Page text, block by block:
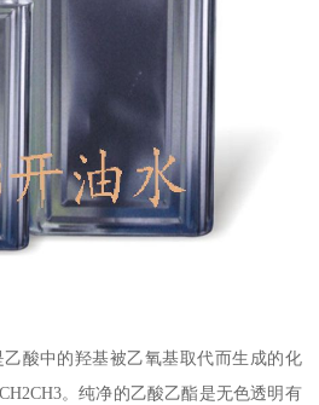
酸中的羟基被乙氧基取代而生成的化
。纯净的乙酸乙酯是无色透明有